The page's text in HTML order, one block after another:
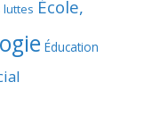
luttes École,
Éducation